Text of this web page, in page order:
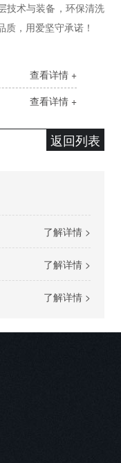
技术与装备，环保清洗
，用爱坚守承诺！
查看详情 +
查看详情 +
返回列表
了解详情 >
了解详情 >
了解详情 >